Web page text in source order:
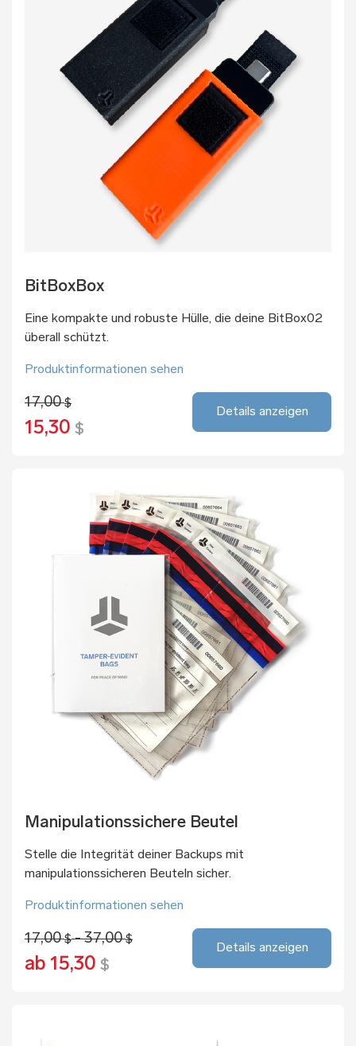
BitBoxBox
Eine kompakte und robuste Hülle, die deine BitBox02
überall schützt.
Produktinformationen sehen
17,00$
15,30 $
Details anzeigen
Manipulationssichere Beutel
Stelle die Integrität deiner Backups mit
manipulationssicheren Beuteln sicher.
Produktinformationen sehen
17,00$- 37,00$
ab 15,30 $
Details anzeigen